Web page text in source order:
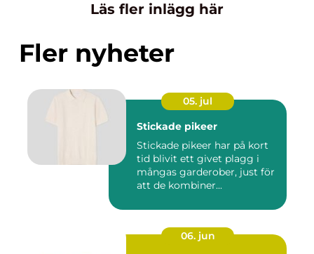
Läs fler inlägg här
Fler nyheter
05. jul
Stickade pikeer
Stickade pikeer har på kort
tid blivit ett givet plagg i
mångas garderober, just för
att de kombiner...
06. jun